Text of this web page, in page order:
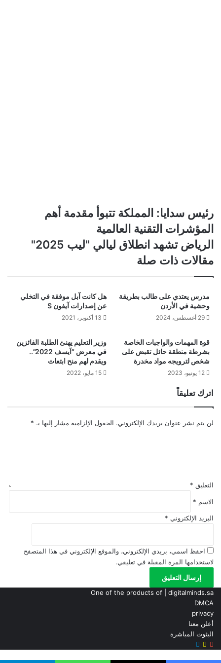
رئيس
سدايا:
المملكة
تتبوأ
مقدمة
أهم
رئيس سدايا: المملكة تتبوأ مقدمة أهم
المؤشرات التقنية العالمية
الرياض
تشهد
انطلاق
الرياض تشهد انطلاق ليالي "ليب 2025"
مقالات ذات صلة
مدرس يعتدي على طالب بطريقة
وحشية في الأردن
29 أغسطس، 2024
هل كانت آبل موفقة في التخلي
عن إصدارات آيفون S
13 أكتوبر، 2021
قوة المهمات والواجبات الخاصة
بشرطة منطقة حائل تقبض على
شخص لترويجه مواد مخدرة
12 يونيو، 2023
وزير التعليم يهنئ الطلبة الفائزين
في معرض “آيسف 2022”..
ويقدم لهم منح ابتعاث
15 مايو، 2022
اترك تعليقاً
لن يتم نشر عنوان بريدك الإلكتروني. الحقول الإلزامية مشار إليها بـ *
التعليق *
الاسم *
البريد الإلكتروني *
احفظ اسمي، بريدي الإلكتروني، والموقع الإلكتروني في هذا المتصفح
لاستخدامها المرة المقبلة في تعليقي.
One of the products of | digitalminds.sa
DMCA
privacy
أعلن معنا
البثوث المباشرة
‫YouTube
سناب